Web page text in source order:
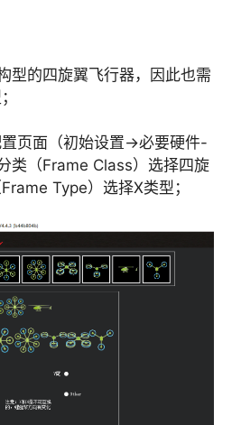
型的四旋翼飞行器，因此也需
页面（初始设置->必要硬件-
类（Frame Class）选择四旋
Type）选择X类型；